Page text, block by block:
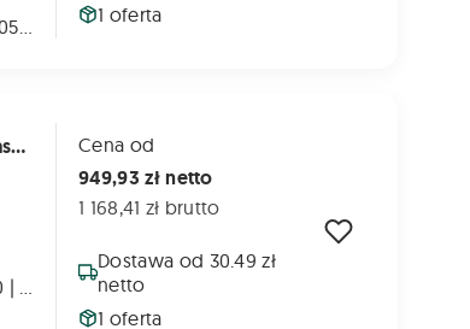
1 oferta
Dc225613, Dc225613- Łańcuch Napędu Wałka Prasy John Deere 960 - L=113 Cena od
949,93 zł netto
1 168,41 zł brutto
Dostawa od 30.49 zł
netto
1 oferta